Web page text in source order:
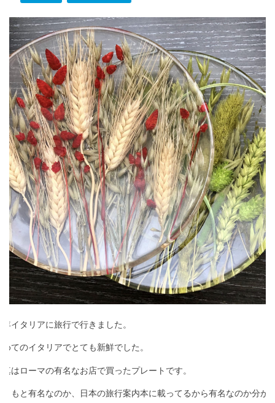
年イタリアに旅行で行きました。
めてのイタリアでとても新鮮でした。
真はローマの有名なお店で買ったプレートです。
ともと有名なのか、日本の旅行案内本に載ってるから有名なのか分か